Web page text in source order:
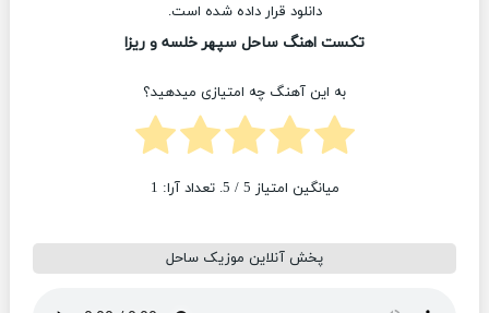
دانلود قرار داده شده است.
تکست اهنگ ساحل سپهر خلسه و ریزا
به این آهنگ چه امتیازی میدهید؟
میانگین امتیاز 5 / 5. تعداد آرا: 1
پخش آنلاین موزیک ساحل